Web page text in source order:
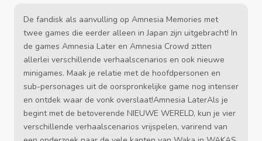
De fandisk als aanvulling op Amnesia Memories met
twee games die eerder alleen in Japan zijn uitgebracht! In
de games Amnesia Later en Amnesia Crowd zitten
allerlei verschillende verhaalscenarios en ook nieuwe
minigames. Maak je relatie met de hoofdpersonen en
sub-personages uit de oorspronkelijke game nog intenser
en ontdek waar de vonk overslaat!Amnesia LaterAls je
begint met de betoverende NIEUWE WERELD, kun je vier
verschillende verhaalscenarios vrijspelen, varirend van